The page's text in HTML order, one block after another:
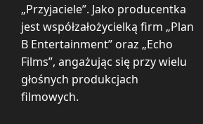
„Przyjaciele”. Jako producentka
jest współzałożycielką firm „Plan
B Entertainment” oraz „Echo
Films”, angażując się przy wielu
głośnych produkcjach
filmowych.